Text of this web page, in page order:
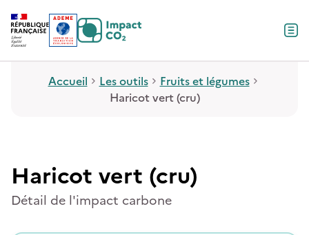
Contenu
Menu
Pied de page
Accueil Les outils
Fruits et légumes
Haricot vert (cru)
Haricot vert (cru)
Détail de l'impact carbone